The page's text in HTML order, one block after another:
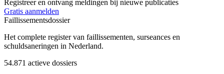
Registreer en ontvang meldingen bij nieuwe publicaties
Gratis aanmelden
Faillissementsdossier
Het complete register van faillissementen, surseances en
schuldsaneringen in Nederland.
54.871 actieve dossiers